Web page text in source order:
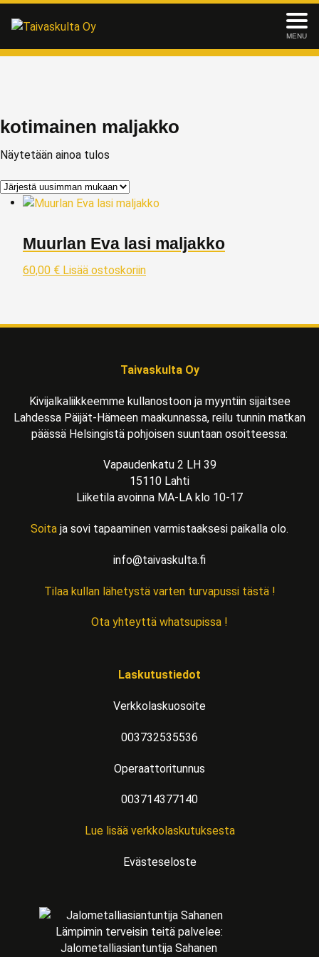
MENU
kotimainen maljakko
Näytetään ainoa tulos
Muurlan Eva lasi maljakko
60,00 € Lisää ostoskoriin
Taivaskulta Oy
Kivijalkaliikkeemme kullanostoon ja myyntiin sijaitsee
Lahdessa Päijät-Hämeen maakunnassa, reilu tunnin matkan
päässä Helsingistä pohjoisen suuntaan osoitteessa:
Vapaudenkatu 2 LH 39
15110 Lahti
Liiketila avoinna MA-LA klo 10-17
Soita ja sovi tapaaminen varmistaaksesi paikalla olo.
info@taivaskulta.fi
Tilaa kullan lähetystä varten turvapussi tästä !
Ota yhteyttä whatsupissa !
Laskutustiedot
Verkkolaskuosoite
003732535536
Operaattoritunnus
003714377140
Lue lisää verkkolaskutuksesta
Evästeseloste
Lämpimin terveisin teitä palvelee:
Jalometalliasiantuntija Sahanen